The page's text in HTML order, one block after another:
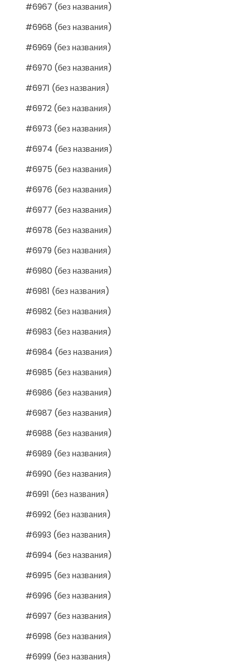
#6967 (без названия)
#6968 (без названия)
#6969 (без названия)
#6970 (без названия)
#6971 (без названия)
#6972 (без названия)
#6973 (без названия)
#6974 (без названия)
#6975 (без названия)
#6976 (без названия)
#6977 (без названия)
#6978 (без названия)
#6979 (без названия)
#6980 (без названия)
#6981 (без названия)
#6982 (без названия)
#6983 (без названия)
#6984 (без названия)
#6985 (без названия)
#6986 (без названия)
#6987 (без названия)
#6988 (без названия)
#6989 (без названия)
#6990 (без названия)
#6991 (без названия)
#6992 (без названия)
#6993 (без названия)
#6994 (без названия)
#6995 (без названия)
#6996 (без названия)
#6997 (без названия)
#6998 (без названия)
#6999 (без названия)